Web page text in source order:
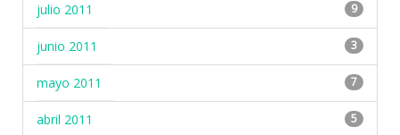
julio 2011 9
junio 2011 3
mayo 2011 7
abril 2011 5